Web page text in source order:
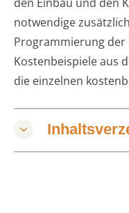
notwendige
Programmierung der
Kostenbeispiele aus
die einzelnen